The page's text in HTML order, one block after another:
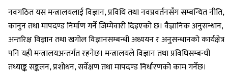
नवगठित यस मन्त्रालयलाई विज्ञान, प्रविधि तथा नवप्रवर्तनसँग सम्बन्धित नीति,
कानुन तथा मापदण्ड निर्माण गर्ने जिम्मेवारी दिइएको छ। वैज्ञानिक अनुसन्धान,
अन्तरिक्ष विज्ञान तथा खगोल विज्ञानसम्बन्धी अध्ययन र अनुसन्धानको कार्यक्षेत्र
पनि यही मन्त्रालयअन्तर्गत रहनेछ। मन्त्रालयले विज्ञान तथा प्रविधिसम्बन्धी
तथ्याङ्क सङ्कलन, प्रशोधन, सर्वेक्षण तथा मापदण्ड निर्धारणको काम गर्नेछ।